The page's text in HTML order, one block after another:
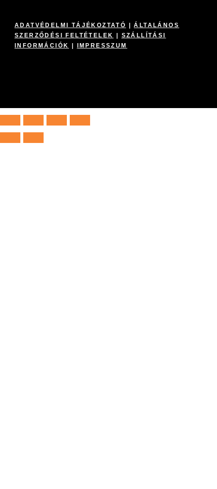
ADATVÉDELMI TÁJÉKOZTATÓ |ÁLTALÁNOS
SZERZŐDÉSI FELTÉTELEK
SZÁLLÍTÁSI
INFORMÁCIÓK
IMPRESSZUM